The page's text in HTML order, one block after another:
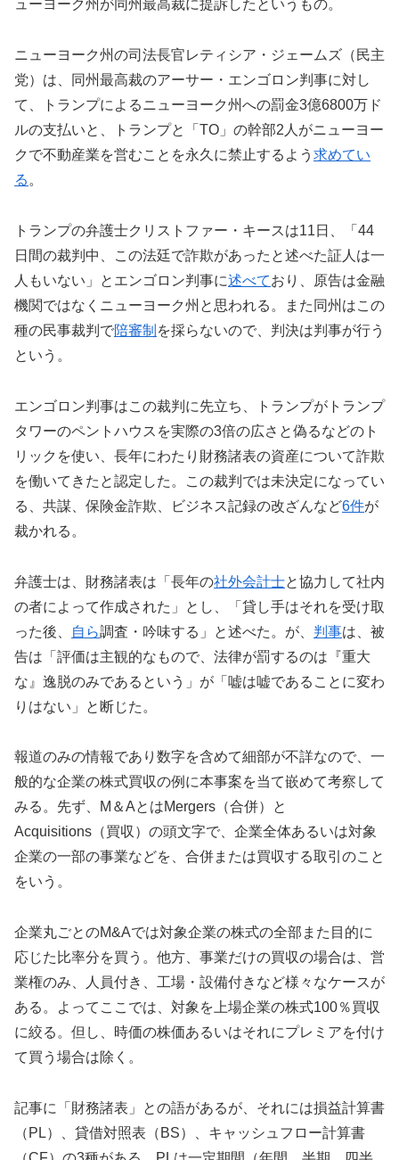
ューヨーク州が同州最高裁に提訴したというもの。
ニューヨーク州の司法長官レティシア・ジェームズ（民主
党）は、同州最高裁のアーサー・エンゴロン判事に対し
て、トランプによるニューヨーク州への罰金3億6800万ド
ルの支払いと、トランプと「TO」の幹部2人がニューヨー
クで不動産業を営むことを永久に禁止するよう 求めてい
る 。
トランプの弁護士クリストファー・キースは11日、「44
日間の裁判中、この法廷で詐欺があったと述べた証人は一
人もいない」とエンゴロン判事に述べており、原告は金融
機関ではなくニューヨーク州と思われる。また同州はこの
種の民事裁判で陪審制 を採らないので、判決は判事が行う
という。
エンゴロン判事はこの裁判に先立ち、トランプがトランプ
タワーのペントハウスを実際の3倍の広さと偽るなどのト
リックを使い、長年にわたり財務諸表の資産について詐欺
を働いてきたと認定した。この裁判では未決定になってい
る、共謀、保険金詐欺、ビジネス記録の改ざんなど6件が
裁かれる。
弁護士は、財務諸表は「長年の社外会計士と協力して社内
の者によって作成された」とし、「貸し手はそれを受け取
った後、
自ら調査・吟味する」と述べた。が、 判事は、被
告は「評価は主観的なもので、法律が罰するのは『重大
な』逸脱のみであるという」が「嘘は嘘であることに変わ
りはない」と断じた。
報道のみの情報であり数字を含めて細部が不詳なので、一
般的な企業の株式買収の例に本事案を当て嵌めて考察して
みる。先ず、M＆AとはMergers（合併）と
Acquisitions（買収）の頭文字で、企業全体あるいは対象
企業の一部の事業などを、合併または買収する取引のこと
をいう。
企業丸ごとのM&Aでは対象企業の株式の全部また目的に
応じた比率分を買う。他方、事業だけの買収の場合は、営
業権のみ、人員付き、工場・設備付きなど様々なケースが
ある。よってここでは、対象を上場企業の株式100％買収
に絞る。但し、時価の株価あるいはそれにプレミアを付け
て買う場合は除く。
記事に「財務諸表」との語があるが、それには損益計算書
（PL）、貸借対照表（BS）、キャッシュフロー計算書